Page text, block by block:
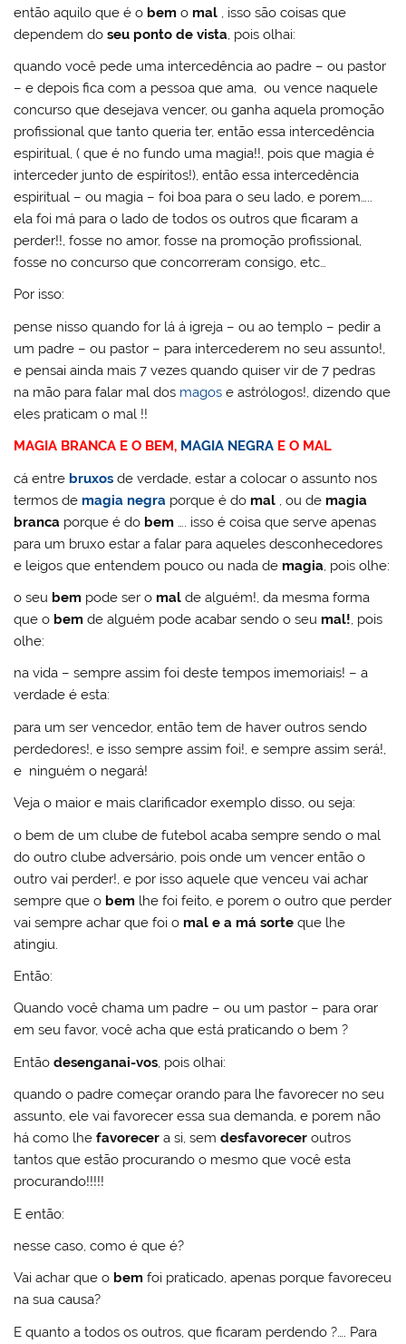
então aquilo que é o bem o mal , isso são coisas que
dependem doseu ponto de vista, pois olhai:
quando você pede uma intercedência ao padre – ou pastor
– e depois fica com a pessoa que ama, ou vence naquele
concurso que desejava vencer, ou ganha aquela promoção
profissional que tanto queria ter, então essa intercedência
espiritual, ( que é no fundo uma magia!!, pois que magia é
interceder junto de espíritos!), então essa intercedência
espiritual – ou magia – foi boa para o seu lado, e porem…..
ela foi má para o lado de todos os outros que ficaram a
perder!!, fosse no amor, fosse na promoção profissional,
fosse no concurso que concorreram consigo, etc…
Por isso:
pense nisso quando for lá á igreja – ou ao templo – pedir a
um padre – ou pastor – para intercederem no seu assunto!,
e pensai ainda mais 7 vezes quando quiser vir de 7 pedras
na mão para falar mal dos magos e astrólogos!, dizendo que
eles praticam o mal !!
MAGIA BRANCA E O BEM, MAGIA NEGRA E O MAL
cá entre bruxos de verdade, estar a colocar o assunto nos
termos de magia negra porque é do mal , ou de magia
branca porque é do bem …. isso é coisa que serve apenas
para um bruxo estar a falar para aqueles desconhecedores
e leigos que entendem pouco ou nada de magia , pois olhe:
o seu bem pode ser o mal de alguém!, da mesma forma
que o bem de alguém pode acabar sendo o seu mal!, pois
olhe:
na vida – sempre assim foi deste tempos imemoriais! – a
verdade é esta:
para um ser vencedor, então tem de haver outros sendo
perdedores!, e isso sempre assim foi!, e sempre assim será!,
e ninguém o negará!
Veja o maior e mais clarificador exemplo disso, ou seja:
o bem de um clube de futebol acaba sempre sendo o mal
do outro clube adversário, pois onde um vencer então o
outro vai perder!, e por isso aquele que venceu vai achar
sempre que o bem lhe foi feito, e porem o outro que perder
vai sempre achar que foi o mal e a má sorteque lhe
atingiu.
Então:
Quando você chama um padre – ou um pastor – para orar
em seu favor, você acha que está praticando o bem ?
Entãodesenganai-vos, pois olhai:
quando o padre começar orando para lhe favorecer no seu
assunto, ele vai favorecer essa sua demanda, e porem não
há como lhefavorecer a si, semdesfavorecer outros
tantos que estão procurando o mesmo que você esta
procurando!!!!!
E então:
nesse caso, como é que é?
Vai achar que o bem foi praticado, apenas porque favoreceu
na sua causa?
E quanto a todos os outros, que ficaram perdendo ?…. Para